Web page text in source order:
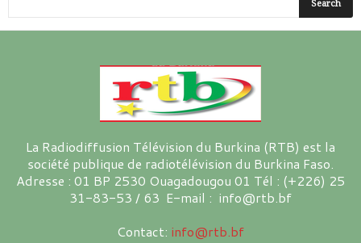
La Radiodiffusion Télévision du Burkina (RTB) est la
société publique de radiotélévision du Burkina Faso.
Adresse : 01 BP 2530 Ouagadougou 01 Tél : (+226) 25
31-83-53 / 63 E-mail : info@rtb.bf
Contact: info@rtb.bf